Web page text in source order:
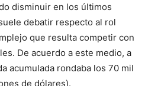
disminuir en los últimos
debatir respecto al rol
que resulta competir con
De acuerdo a este medio, a
acumulada rondaba los 70 mil
de dólares).